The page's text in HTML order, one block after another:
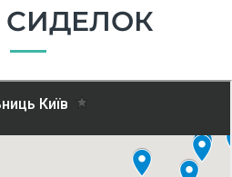
СИДЕЛОК